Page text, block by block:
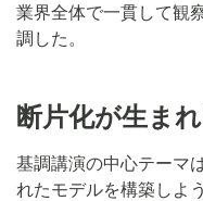
業界全体で一貫して観
調した。
断片化が生ま
基調講演の中心テーマ
れたモデルを構築しよ